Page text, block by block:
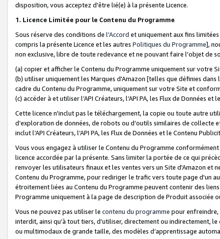
disposition, vous acceptez d'être lié(e) à la présente Licence.
1. Licence Limitée pour le Contenu du Programme
Sous réserve des conditions de l'Accord et uniquement aux fins
compris la présente Licence et les autres Politiques du Programme],
non exclusive, libre de toute redevance et ne pouvant faire l'objet de
(a) copier et afficher le Contenu du Programme uniquement sur votre
(b) utiliser uniquement les Marques d'Amazon [telles que définies dans
cadre du Contenu du Programme, uniquement sur votre Site et
(c) accéder à et utiliser l’API Créateurs, l’API PA, les Flux de Données
Cette licence n'inclut pas le téléchargement, la copie ou toute autre
d’exploration de données, de robots ou d’outils similaires de
inclut l’API Créateurs, l’API PA, les Flux de Données et le Contenu
Vous vous engagez à utiliser le Contenu du Programme
licence accordée par la présente. Sans limiter la portée de ce qui
renvoyer les utilisateurs finaux et les ventes vers un Site d'Amazon et
Contenu du Programme, pour rediriger le trafic vers toute page d'un
étroitement liées au Contenu du Programme peuvent contenir des
Programme uniquement à la page de description de Produit associée
Vous ne pouvez pas utiliser le contenu du programme pour
interdit, ainsi qu’à tout tiers, d’utiliser, directement ou indirectement,
ou multimodaux de grande taille, des modèles d’apprentissage